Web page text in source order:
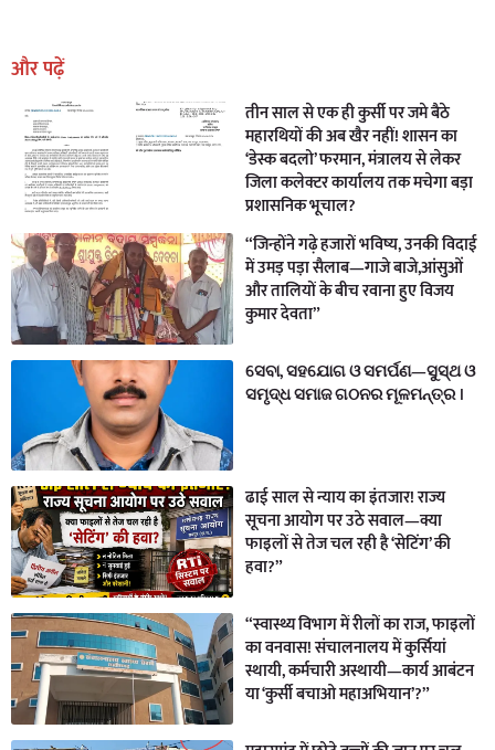
और पढ़ें
तीन साल से एक ही कुर्सी पर जमे बैठे
महारथियों की अब खैर नहीं! शासन का
‘डेस्क बदलो’ फरमान, मंत्रालय से लेकर
जिला कलेक्टर कार्यालय तक मचेगा बड़ा
प्रशासनिक भूचाल?
“जिन्होंने गढ़े हजारों भविष्य, उनकी विदाई
में उमड़ पड़ा सैलाब—गाजे बाजे,आंसुओं
और तालियों के बीच रवाना हुए विजय
कुमार देवता”
ସେବା, ସହଯୋଗ ଓ ସମର୍ପଣ—ସୁସ୍ଥ ଓ
ସମୃଦ୍ଧ ସମାଜ ଗଠନର ମୂଳମନ୍ତ୍ର ।
ढाई साल से न्याय का इंतजार! राज्य
सूचना आयोग पर उठे सवाल—क्या
फाइलों से तेज चल रही है ‘सेटिंग’ की
हवा?”
“स्वास्थ्य विभाग में रीलों का राज, फाइलों
का वनवास! संचालनालय में कुर्सियां
स्थायी, कर्मचारी अस्थायी—कार्य आबंटन
या ‘कुर्सी बचाओ महाअभियान’?”